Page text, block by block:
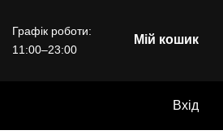
Графік роботи:
11:00–23:00
Мій кошик
Вхід